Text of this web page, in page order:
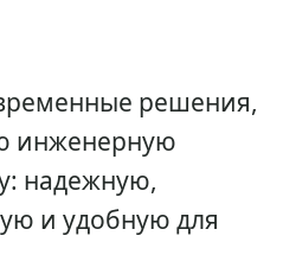
решения,
инженерную
надежную,
и удобную для